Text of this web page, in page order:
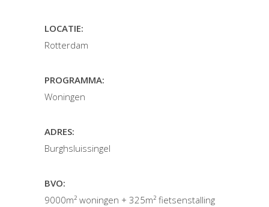
LOCATIE:
Rotterdam
PROGRAMMA:
Woningen
ADRES:
Burghsluissingel
BVO:
9000m² woningen + 325m² fietsenstalling